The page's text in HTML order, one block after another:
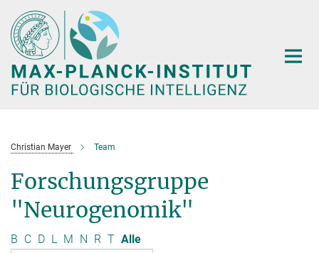
Hauptinhalt
Christian Mayer Team
Forschungsgruppe
"Neurogenomik"
B C D L M N R T Alle